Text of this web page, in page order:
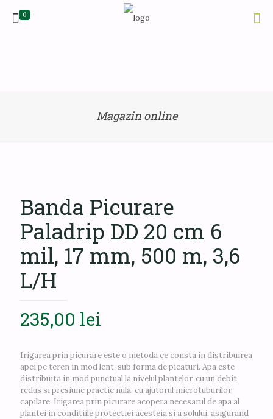
0
Magazin online
Banda Picurare
Paladrip DD 20 cm 6
mil, 17 mm, 500 m, 3,6
L/H
235,00 lei
Irigarea prin picurare este o metoda ce consta in distribuirea
apei pe teren in mod lent, sub forma de picaturi. Apa este
distribuita in mod punctual la nivelul plantelor, cu un debit
redus si presiune practic nula, cu ajutorul microtuburilor
capilare. Irigarea prin picurare acopera necesarul de apa al
plantei in conditiile protectiei acesteia si a solului, asigurand